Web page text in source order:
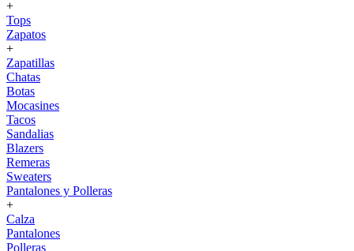
+
Tops
Zapatos
+
Zapatillas
Chatas
Botas
Mocasines
Tacos
Sandalias
Blazers
Remeras
Sweaters
Pantalones y Polleras
+
Calza
Pantalones
Polleras